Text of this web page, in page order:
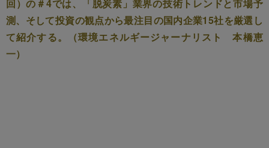
回）の＃4では、「脱炭素」業界の技術トレンドと市場予
測、そして投資の観点から最注目の国内企業15社を厳選し
て紹介する。（環境エネルギージャーナリスト 本橋恵
一）